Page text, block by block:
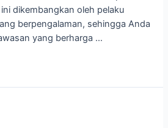
dikembangkan oleh pelaku
berpengalaman, sehingga Anda
yang berharga …